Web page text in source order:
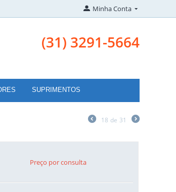
Minha Conta
(31) 3291-5664
SUPRIMENTOS
18 de 31
Preço por consulta